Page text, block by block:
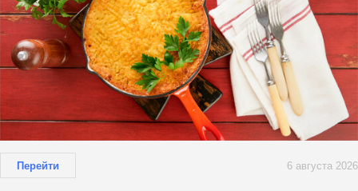
Перейти 6 августа 2026